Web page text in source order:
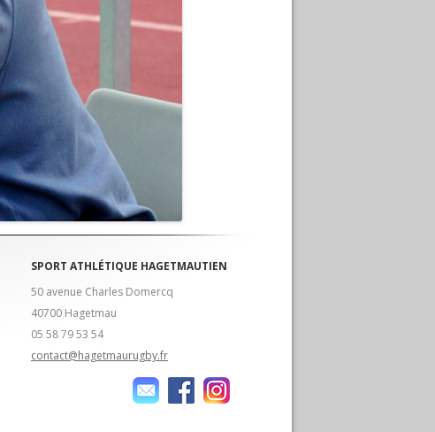
SPORT ATHLÉTIQUE HAGETMAUTIEN
50 avenue Charles Domercq
40700 Hagetmau
05 58 79 53 54
contact@hagetmaurugby.fr